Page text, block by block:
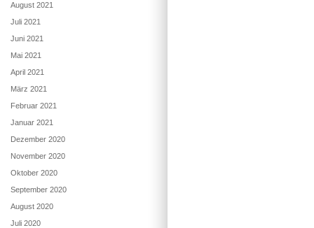
August 2021
Juli 2021
Juni 2021
Mai 2021
April 2021
März 2021
Februar 2021
Januar 2021
Dezember 2020
November 2020
Oktober 2020
September 2020
August 2020
Juli 2020